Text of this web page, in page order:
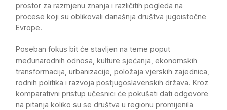
prostor za razmjenu znanja i različitih pogleda na
procese koji su oblikovali današnja društva jugoistočne
Evrope.
Poseban fokus bit će stavljen na teme poput
međunarodnih odnosa, kulture sjećanja, ekonomskih
transformacija, urbanizacije, položaja vjerskih zajednica,
rodnih politika i razvoja postjugoslavenskih država. Kroz
komparativni pristup učesnici će pokušati dati odgovore
na pitanja koliko su se društva u regionu promijenila